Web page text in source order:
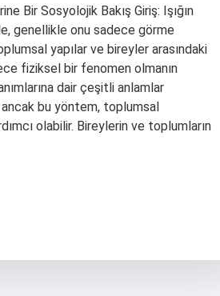
Bir Sosyolojik Bakış Giriş: Işığın
genellikle onu sadece görme
yapılar ve bireyler arasındaki
fiziksel bir fenomen olmanın
dair çeşitli anlamlar
bu yöntem, toplumsal
olabilir. Bireylerin ve toplumların